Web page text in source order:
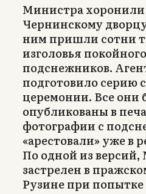
Министра хоронили
Чернинскому
ним пришли сотни
изголовья
подснежников.
подготовило серию
церемонии. Все они
опубликованы в
фотографии с
«арестовали» уже в
По одной из
застрелен в
Рузине при